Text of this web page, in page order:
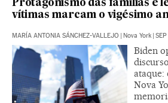
Protagonismo das famílias e
vítimas marcam o vigésimo
MARÍA ANTONIA SÁNCHEZ-VALLEJO Nova York
Biden
ataque:
Nova